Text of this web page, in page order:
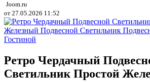
Joom.ru
от 27.05.2026 11:52
Ретро Чердачный
Светильник Простой